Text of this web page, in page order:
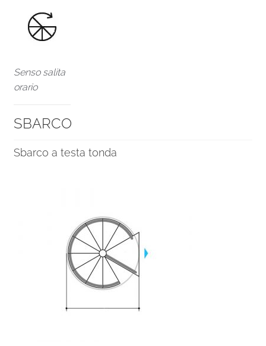
Senso salita
orario
SBARCO
Sbarco a testa tonda